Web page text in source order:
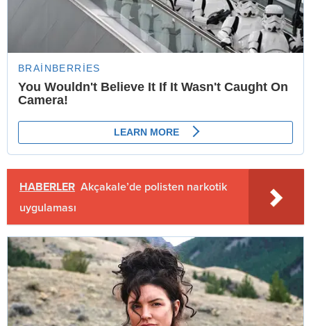
HABERLER Akçakale’de polisten narkotik
uygulaması